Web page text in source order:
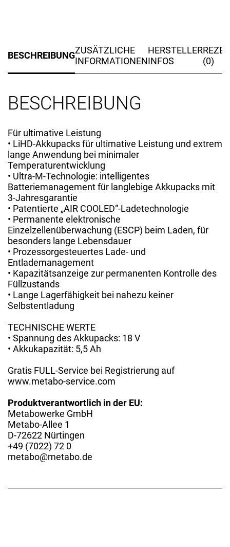
BESCHREIBUNGZUSÄTZLICHE
INFORMATIONEN
HERSTELLER
INFOS
(0)
BESCHREIBUNG
Für ultimative Leistung
• LiHD-Akkupacks für ultimative Leistung und extrem
lange Anwendung bei minimaler
Temperaturentwicklung
• Ultra-M-Technologie: intelligentes
Batteriemanagement für langlebige Akkupacks mit
3-Jahresgarantie
• Patentierte „AIR COOLED“-Ladetechnologie
• Permanente elektronische
Einzelzellenüberwachung (ESCP) beim Laden, für
besonders lange Lebensdauer
• Prozessorgesteuertes Lade- und
Entlademanagement
• Kapazitätsanzeige zur permanenten Kontrolle des
Füllzustands
• Lange Lagerfähigkeit bei nahezu keiner
Selbstentladung
TECHNISCHE WERTE
• Spannung des Akkupacks: 18 V
• Akkukapazität: 5,5 Ah
Gratis FULL-Service bei Registrierung auf
www.metabo-service.com
Produktverantwortlich in der EU:
Metabowerke GmbH
Metabo-Allee 1
D-72622 Nürtingen
+49 (7022) 72 0
metabo@metabo.de